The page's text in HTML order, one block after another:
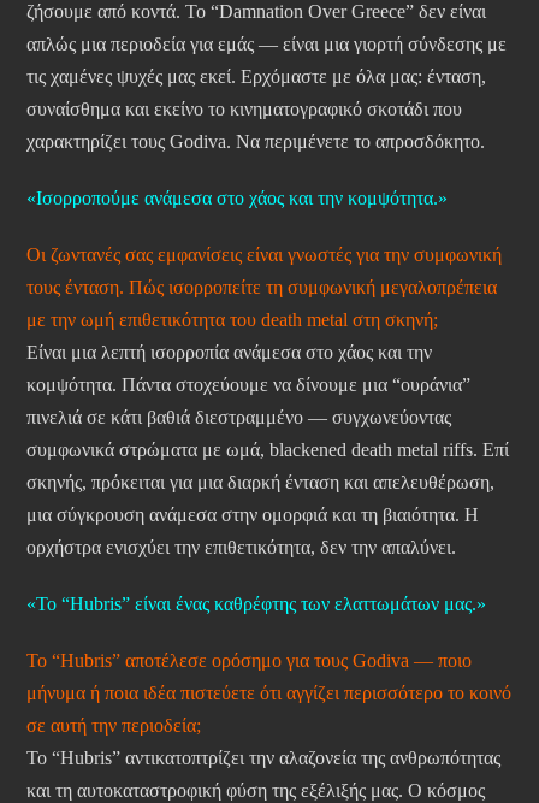
ζήσουμε από κοντά. Το “Damnation Over Greece” δεν είναι
απλώς μια περιοδεία για εμάς — είναι μια γιορτή σύνδεσης με
τις χαμένες ψυχές μας εκεί. Ερχόμαστε με όλα μας: ένταση,
συναίσθημα και εκείνο το κινηματογραφικό σκοτάδι που
χαρακτηρίζει τους Godiva. Να περιμένετε το απροσδόκητο.
«Ισορροπούμε ανάμεσα στο χάος και την κομψότητα.»
Οι ζωντανές σας εμφανίσεις είναι γνωστές για την συμφωνική
τους ένταση. Πώς ισορροπείτε τη συμφωνική μεγαλοπρέπεια
με την ωμή επιθετικότητα του death metal στη σκηνή;
Είναι μια λεπτή ισορροπία ανάμεσα στο χάος και την
κομψότητα. Πάντα στοχεύουμε να δίνουμε μια “ουράνια”
πινελιά σε κάτι βαθιά διεστραμμένο — συγχωνεύοντας
συμφωνικά στρώματα με ωμά, blackened death metal riffs. Επί
σκηνής, πρόκειται για μια διαρκή ένταση και απελευθέρωση,
μια σύγκρουση ανάμεσα στην ομορφιά και τη βιαιότητα. Η
ορχήστρα ενισχύει την επιθετικότητα, δεν την απαλύνει.
«Το “Hubris” είναι ένας καθρέφτης των ελαττωμάτων μας.»
Το “Hubris” αποτέλεσε ορόσημο για τους Godiva — ποιο
μήνυμα ή ποια ιδέα πιστεύετε ότι αγγίζει περισσότερο το κοινό
σε αυτή την περιοδεία;
Το “Hubris” αντικατοπτρίζει την αλαζονεία της ανθρωπότητας
και τη αυτοκαταστροφική φύση της εξέλιξής μας. Ο κόσμος